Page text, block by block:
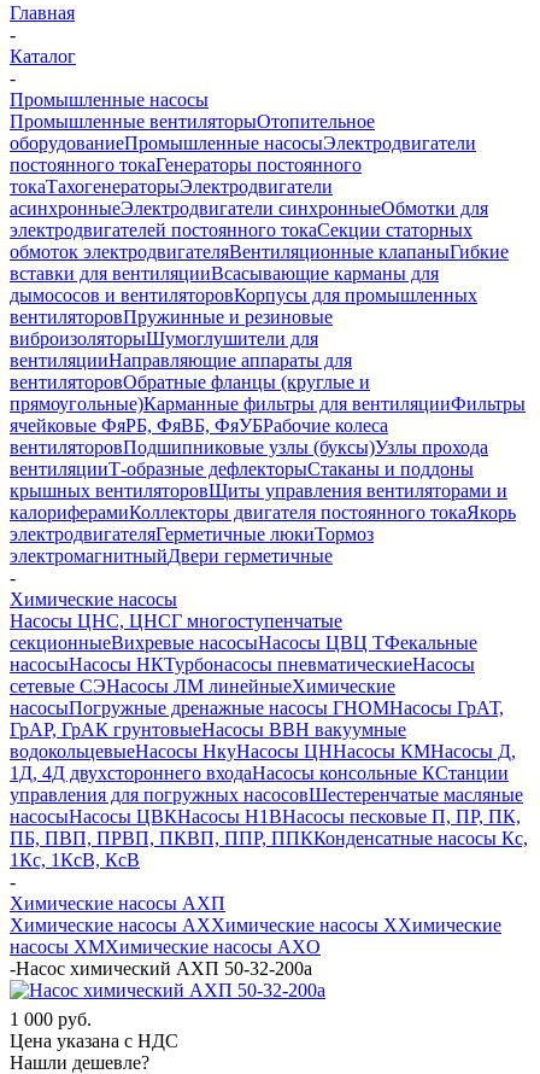
Главная
-
Каталог
-
Промышленные насосы
Промышленные вентиляторыОтопительное
оборудованиеПромышленные насосыЭлектродвигатели
постоянного токаГенераторы постоянного
токаТахогенераторыЭлектродвигатели
асинхронныеЭлектродвигатели синхронныеОбмотки для
электродвигателей постоянного токаСекции статорных
обмоток электродвигателяВентиляционные клапаныГибкие
вставки для вентиляцииВсасывающие карманы для
дымососов и вентиляторовКорпусы для промышленных
вентиляторовПружинные и резиновые
виброизоляторыШумоглушители для
вентиляцииНаправляющие аппараты для
вентиляторовОбратные фланцы (круглые и
прямоугольные)Карманные фильтры для вентиляцииФильтры
ячейковые ФяРБ, ФяВБ, ФяУБРабочие колеса
вентиляторовПодшипниковые узлы (буксы)Узлы прохода
вентиляцииТ-образные дефлекторыСтаканы и поддоны
крышных вентиляторовЩиты управления вентиляторами и
калориферамиКоллекторы двигателя постоянного токаЯкорь
электродвигателяГерметичные люкиТормоз
электромагнитныйДвери герметичные
-
Химические насосы
Насосы ЦНС, ЦНСГ многоступенчатые
секционныеВихревые насосыНасосы ЦВЦ ТФекальные
насосыНасосы НКТурбонасосы пневматическиеНасосы
сетевые СЭНасосы ЛМ линейныеХимические
насосыПогружные дренажные насосы ГНОМНасосы ГрАТ,
ГрАР, ГрАК грунтовыеНасосы ВВН вакуумные
водокольцевыеНасосы НкуНасосы ЦННасосы КМНасосы Д,
1Д, 4Д двухстороннего входаНасосы консольные КСтанции
управления для погружных насосовШестеренчатые масляные
насосыНасосы ЦВКНасосы Н1ВНасосы песковые П, ПР, ПК,
ПБ, ПВП, ПРВП, ПКВП, ППР, ППККонденсатные насосы Кс,
1Кс, 1КсВ, КсВ
-
Химические насосы АХП
Химические насосы AXХимические насосы XХимические
насосы XМХимические насосы AXО
-Насос химический АХП 50-32-200а
1 000 руб.
Цена указана с НДС
Нашли дешевле?